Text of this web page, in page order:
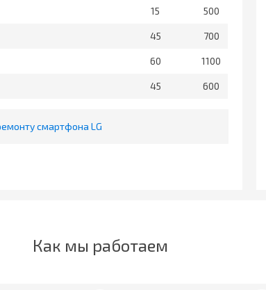
15 500
45 700
60 1100
45 600
смартфона LG
Как мы работаем